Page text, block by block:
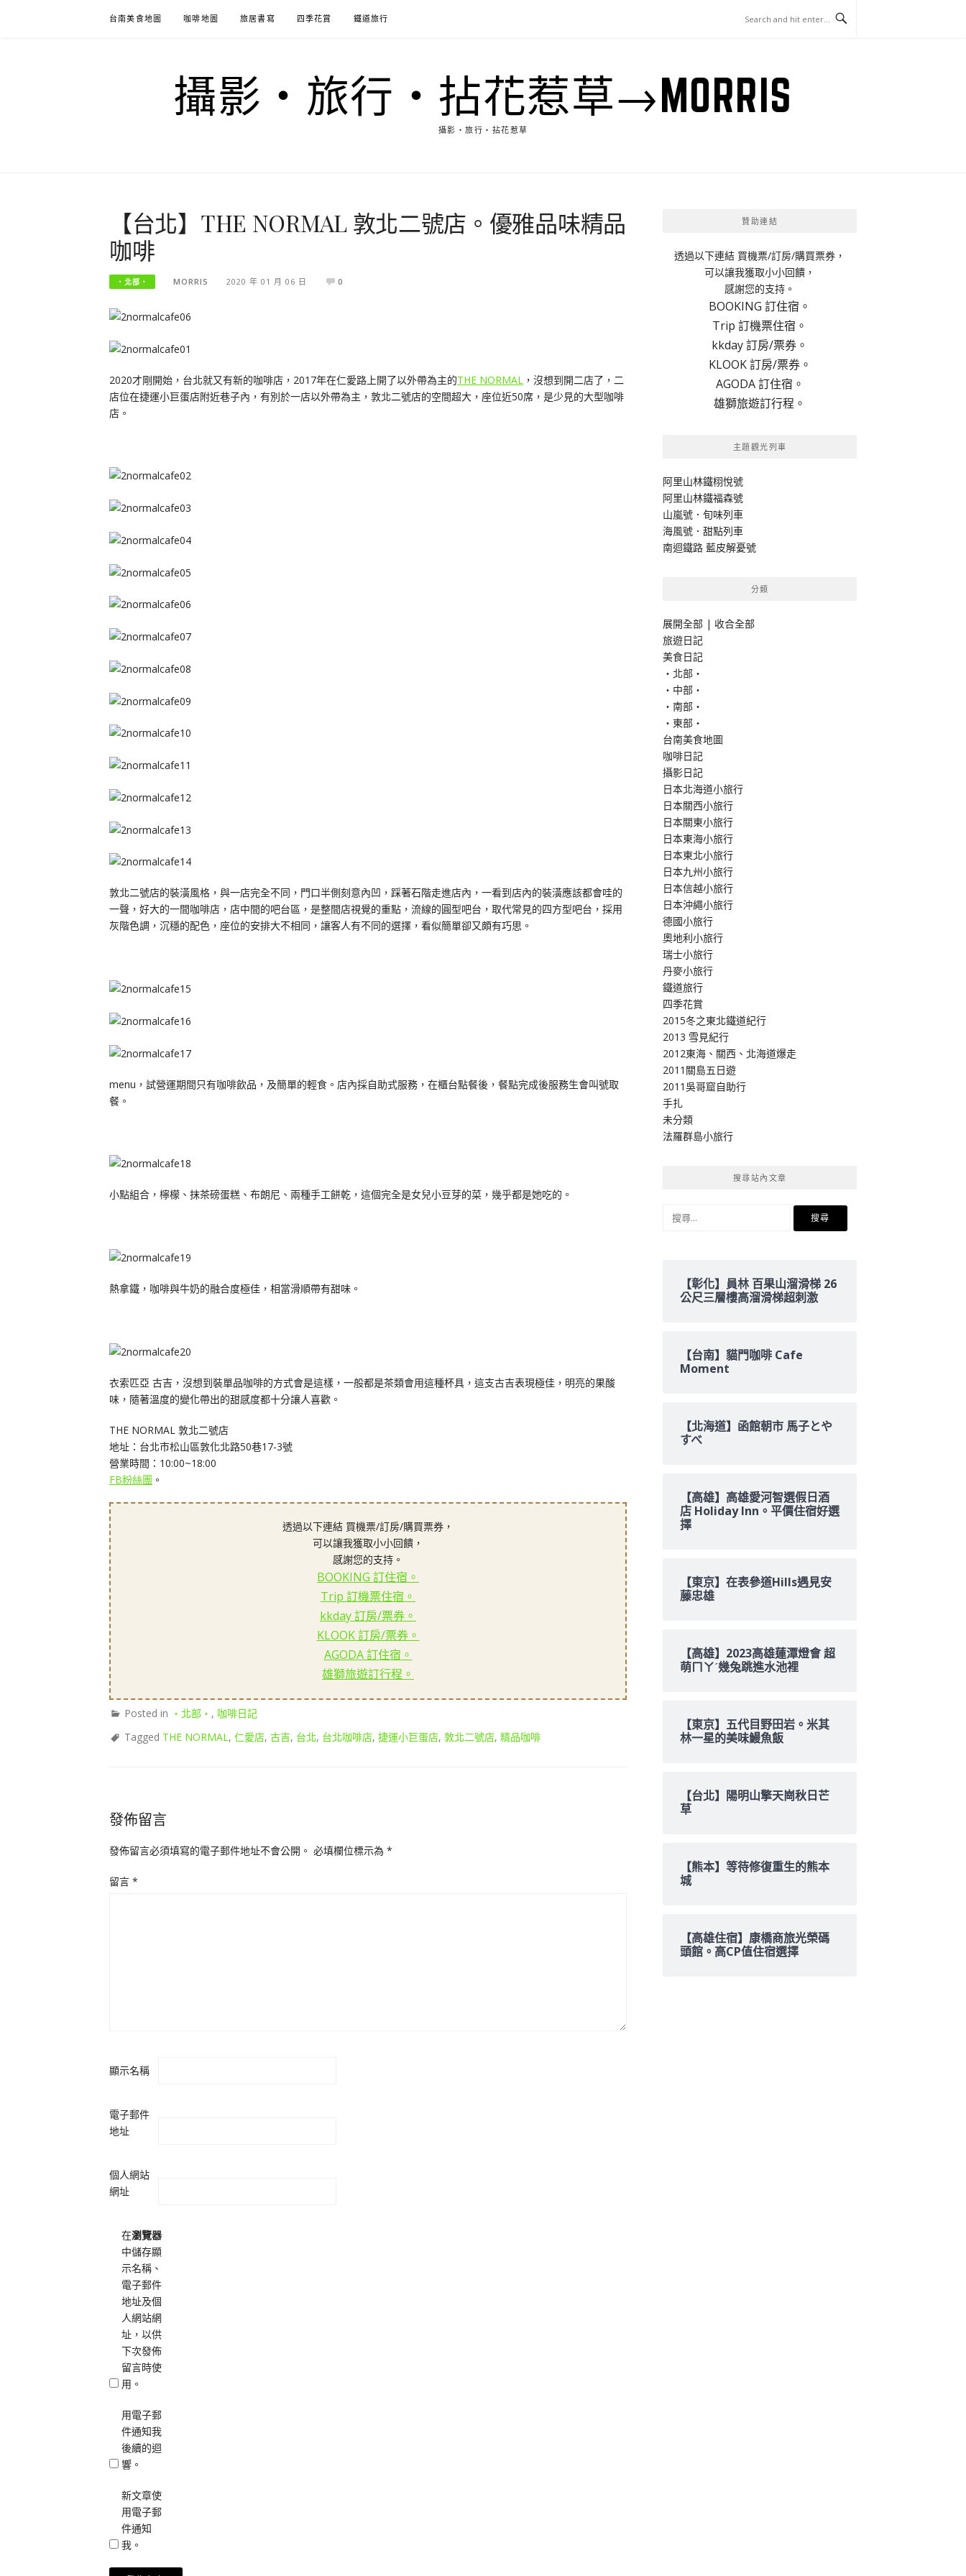
台南美食地圖 咖啡地圖 旅居書寫 四季花賞 鐵道旅行
攝影‧旅行‧拈花惹草→MORRIS
攝影‧旅行‧拈花惹草
【台北】THE NORMAL 敦北二號店。優雅品味精品
咖啡
‧北部‧ MORRIS 2020 年 01 月 06 日 0
2020才剛開始，台北就又有新的咖啡店，2017年在仁愛路上開了以外帶為主的THE NORMAL ，沒想到開二店了，二
店位在捷運小巨蛋店附近巷子內，有別於一店以外帶為主，敦北二號店的空間超大，座位近50席，是少見的大型咖啡
店。
敦北二號店的裝潢風格，與一店完全不同，門口半側刻意內凹，踩著石階走進店內，一看到店內的裝潢應該都會哇的
一聲，好大的一間咖啡店，店中間的吧台區，是整間店視覺的重點，流線的圓型吧台，取代常見的四方型吧台，採用
灰階色調，沉穩的配色，座位的安排大不相同，讓客人有不同的選擇，看似簡單卻又頗有巧思。
menu，試營運期間只有咖啡飲品，及簡單的輕食。店內採自助式服務，在櫃台點餐後，餐點完成後服務生會叫號取
餐。
小點組合，檸檬、抹茶磅蛋糕、布朗尼、兩種手工餅乾，這個完全是女兒小豆芽的菜，幾乎都是她吃的。
熱拿鐵，咖啡與牛奶的融合度極佳，相當滑順帶有甜味。
衣索匹亞 古吉，沒想到裝單品咖啡的方式會是這樣，一般都是茶類會用這種杯具，這支古吉表現極佳，明亮的果酸
味，隨著溫度的變化帶出的甜感度都十分讓人喜歡。
THE NORMAL 敦北二號店
地址：台北市松山區敦化北路50巷17-3號
營業時間：10:00~18:00
FB粉絲團 。
透過以下連結 買機票/訂房/購買票券，
可以讓我獲取小小回饋，
感謝您的支持。
BOOKING 訂住宿。
Trip 訂機票住宿。
kkday 訂房/票券。
KLOOK 訂房/票券。
AGODA 訂住宿。
雄獅旅遊訂行程。
Posted in ‧北部‧ , 咖啡日記
Tagged THE NORMAL , 仁愛店, 古吉, 台北, 台北咖啡店, 捷運小巨蛋店, 敦北二號店, 精品咖啡
發佈留言
發佈留言必須填寫的電子郵件地址不會公開。 必填欄位標示為 *
留言 *
顯示名稱
電子郵件
地址
個人網站
網址
在瀏覽器
中儲存顯
示名稱、
電子郵件
地址及個
人網站網
址，以供
下次發佈
留言時使
用。
用電子郵
件通知我
後續的迴
響。
新文章使
用電子郵
件通知
我。
贊助連結
透過以下連結 買機票/訂房/購買票券，
可以讓我獲取小小回饋，
感謝您的支持。
BOOKING 訂住宿。
Trip 訂機票住宿。
kkday 訂房/票券。
KLOOK 訂房/票券。
AGODA 訂住宿。
雄獅旅遊訂行程。
主題觀光列車
阿里山林鐵栩悅號
阿里山林鐵福森號
山嵐號．旬味列車
海風號．甜點列車
南迴鐵路 藍皮解憂號
分類
展開全部 | 收合全部
旅遊日記
美食日記
‧北部‧
‧中部‧
‧南部‧
‧東部‧
台南美食地圖
咖啡日記
攝影日記
日本北海道小旅行
日本關西小旅行
日本關東小旅行
日本東海小旅行
日本東北小旅行
日本九州小旅行
日本信越小旅行
日本沖繩小旅行
德國小旅行
奧地利小旅行
瑞士小旅行
丹麥小旅行
鐵道旅行
四季花賞
2015冬之東北鐵道紀行
2013 雪見紀行
2012東海、關西、北海道爆走
2011關島五日遊
2011吳哥窟自助行
手扎
未分類
法羅群島小旅行
搜尋站內文章
【彰化】員林 百果山溜滑梯 26
公尺三層樓高溜滑梯超刺激
【台南】貓門咖啡 Cafe
Moment
【北海道】函館朝市 馬子とや
すべ
【高雄】高雄愛河智選假日酒
店 Holiday Inn。平價住宿好選
擇
【東京】在表參道Hills遇見安
藤忠雄
【高雄】2023高雄蓮潭燈會 超
萌ㄇㄚˊ幾兔跳進水池裡
【東京】五代目野田岩。米其
林一星的美味鰻魚飯
【台北】陽明山擎天崗秋日芒
草
【熊本】等待修復重生的熊本
城
【高雄住宿】康橋商旅光榮碼
頭館。高CP值住宿選擇